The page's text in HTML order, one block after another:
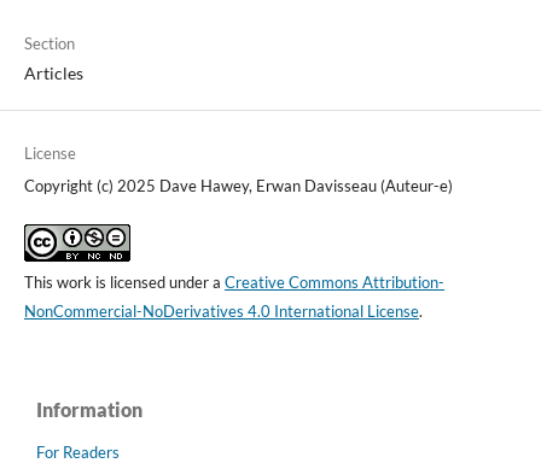
Section
Articles
License
Copyright (c) 2025 Dave Hawey, Erwan Davisseau (Auteur-e)
This work is licensed under a Creative Commons Attribution-
NonCommercial-NoDerivatives 4.0 International License.
Information
For Readers